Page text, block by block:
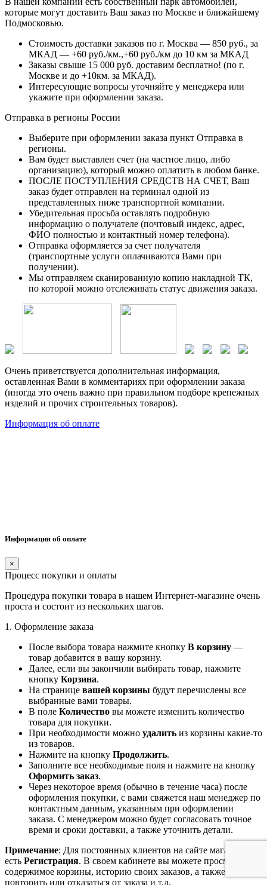
которые могут доставить Ваш заказ по Москве и ближайшему
Подмосковью.
Стоимость доставки заказов по г. Москва — 850 руб., за
МКАД — +60 руб./км.,+60 руб./км до 10 км за МКАД
Заказы свыше 15 000 руб. доставим бесплатно! (по г.
Москве и до +10км. за МКАД).
Интересующие вопросы уточняйте у менеджера или
укажите при оформлении заказа.
Отправка в регионы России
Выберите при оформлении заказа пункт Отправка в
регионы.
Вам будет выставлен счет (на частное лицо, либо
организацию), который можно оплатить в любом банке.
ПОСЛЕ ПОСТУПЛЕНИЯ СРЕДСТВ НА СЧЕТ, Ваш
заказ будет отправлен на терминал одной из
представленных ниже транспортной компании.
Убедительная просьба оставлять подробную
информацию о получателе (почтовый индекс, адрес,
ФИО полностью и контактный номер телефона).
Отправка оформляется за счет получателя
(транспортные услуги оплачиваются Вами при
получении).
Мы отправляем сканированную копию накладной ТК,
по которой можно отслеживать статус движения заказа.
Очень приветствуется дополнительная информация,
оставленная Вами в комментариях при оформлении заказа
(иногда это очень важно при правильном подборе крепежных
изделий и прочих строительных товаров).
Информация об оплате
Информация об оплате
×
Процесс покупки и оплаты
Процедура покупки товара в нашем Интернет-магазине очень
проста и состоит из нескольких шагов.
1. Оформление заказа
После выбора товара нажмите кнопку В корзину —
товар добавится в вашу корзину.
Далее, если вы закончили выбирать товар, нажмите
кнопку Корзина.
На странице вашей корзины будут перечислены все
выбранные вами товары.
В поле Количество вы можете изменить количество
товара для покупки.
При необходимости можно удалить из корзины какие-то
из товаров.
Нажмите на кнопку Продолжить.
Заполните все необходимые поля и нажмите на кнопку
Оформить заказ.
Через некоторое время (обычно в течение часа) после
оформления покупки, с вами свяжется наш менеджер по
контактным данным, указанным при оформлении
заказа. С менеджером можно будет согласовать точное
время и сроки доставки, а также уточнить детали.
Примечание: Для постоянных клиентов на сайте магазина
есть Регистрация. В своем кабинете вы можете просмотреть
содержимое корзины, историю своих заказов, а также
повторить или отказаться от заказа и т.д.